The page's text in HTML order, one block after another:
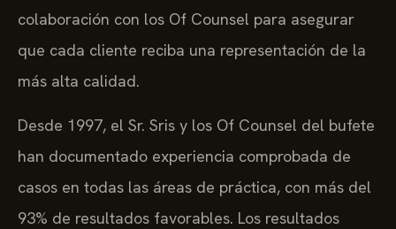
colaboración con los Of Counsel para asegurar
que cada cliente reciba una representación de la
más alta calidad.
Desde 1997, el Sr. Sris y los Of Counsel del bufete
han documentado experiencia comprobada de
casos en todas las áreas de práctica, con más del
93% de resultados favorables. Los resultados